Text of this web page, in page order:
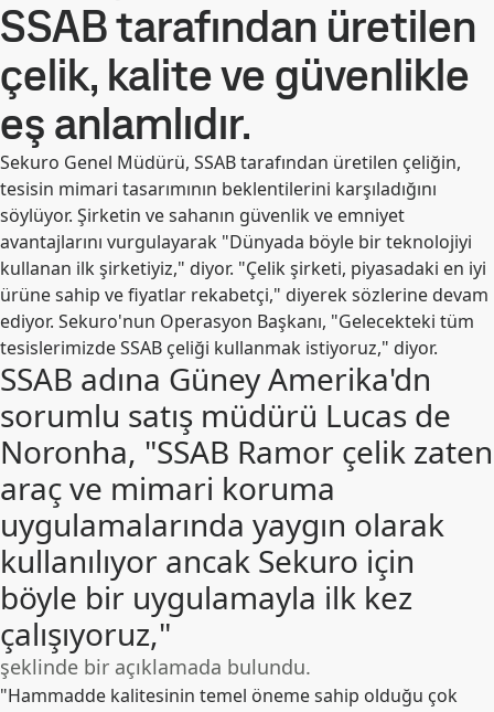
SSAB tarafından üretilen
çelik, kalite ve güvenlikle
eş anlamlıdır.
Sekuro Genel Müdürü, SSAB tarafından üretilen çeliğin,
tesisin mimari tasarımının beklentilerini karşıladığını
söylüyor. Şirketin ve sahanın güvenlik ve emniyet
avantajlarını vurgulayarak "Dünyada böyle bir teknolojiyi
kullanan ilk şirketiyiz," diyor. "Çelik şirketi, piyasadaki en iyi
ürüne sahip ve fiyatlar rekabetçi," diyerek sözlerine devam
ediyor. Sekuro'nun Operasyon Başkanı, "Gelecekteki tüm
tesislerimizde SSAB çeliği kullanmak istiyoruz," diyor.
SSAB adına Güney Amerika'dn
sorumlu satış müdürü Lucas de
Noronha, "SSAB Ramor çelik zaten
araç ve mimari koruma
uygulamalarında yaygın olarak
kullanılıyor ancak Sekuro için
böyle bir uygulamayla ilk kez
çalışıyoruz,"
şeklinde bir açıklamada bulundu.
"Hammadde kalitesinin temel öneme sahip olduğu çok